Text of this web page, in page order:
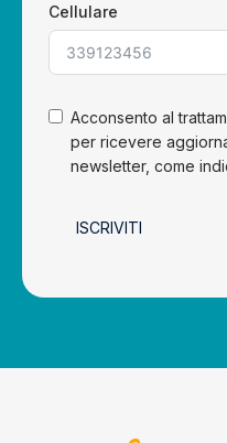
Cellulare
Acconsento al
per ricevere
newsletter, come
ISCRIVITI